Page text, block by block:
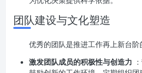
团队建设与文化塑造
优秀的团队是推进工作再上新台阶
激发团队成员的积极性与创造力